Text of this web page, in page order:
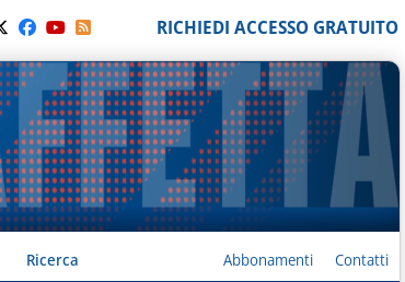
RICHIEDI ACCESSO GRATUITO
Ricerca Abbonamenti Contatti